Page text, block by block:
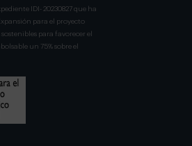
IDI- 20230827 que ha
para el proyecto
para favorecer el
un 75% sobre el